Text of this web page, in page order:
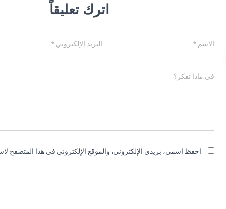
اترك تعليقاً
الاسم * البريد الإلكتروني*
في ماذا تفكر؟
احفظ اسمي، بريدي الإلكتروني، والموقع الإلكتروني في هذا المتصفح